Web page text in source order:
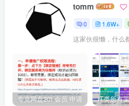
tomm
0 1.6W+
这家伙很懒，什么
夸克网盘20t 会员 申请